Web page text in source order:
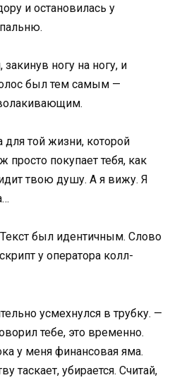
и остановилась у
ногу на ногу, и
был тем самым —
той жизни, которой
покупает тебя, как
твою душу. А я вижу. Я
Текст был идентичным. Слово
у оператора колл-
усмехнулся в трубку. —
тебе, это временно.
у меня финансовая яма.
таскает, убирается. Считай,